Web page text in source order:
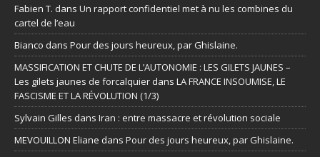
Fabien T. dans Un rapport confidentiel met à nu les combines du
cartel de l’eau
Bianco dans Pour des jours heureux, par Ghislaine.
MASSIFICATION ET CHUTE DE L’AUTONOMIE : LES GILETS JAUNES –
Les gilets jaunes de forcalquier dans LA FRANCE INSOUMISE, LE
FASCISME ET LA RÉVOLUTION (1/3)
Sylvain Gilles dans Iran : entre massacre et révolution sociale
MEVOUILLON Eliane dans Pour des jours heureux, par Ghislaine.